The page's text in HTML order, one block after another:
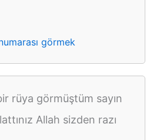
görmek
rüya görmüştüm sayın
Allah sizden razı